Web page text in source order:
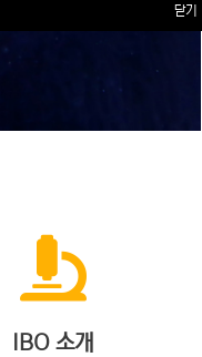
IBO 소개
닫기